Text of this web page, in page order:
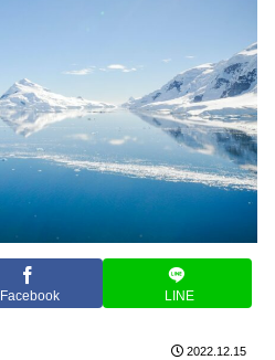
Facebook LINE
2022.12.15